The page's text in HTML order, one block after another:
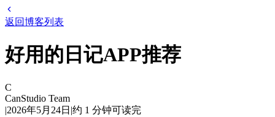
返回博客列表
好用的日记APP推荐
C
CanStudio Team
|2026年5月24日 |约 1 分钟可读完